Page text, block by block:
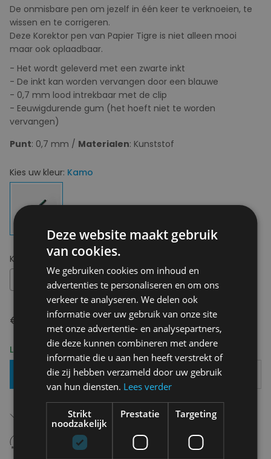
De onmisbare pen om jezelf in één keer te verknoeien, te
wissen en te corrigeren.
Deze Korektor pen van Papier Tigre is niet alleen mooi
maar ook oplaadbaar.
- Het wordt geleverd met een zwarte inkt
- De inkt kan worden vervangen door een blauwe
- 0,7 mm lood intrekbaar met de clip
- Eeuwigdurende gum (het hoeft niet te worden
vervangen)
Punt: 0,7 mm / Materialen: Kunststof
Kies uw kleur: Kamo
Kies uw maat: OS
€ 4,50
Levering 2-3 Werkdagen
Toevoegen Aan Mandje
Gratis verzending in België
Vanaf €75,00
14 dagen om te retourneren
Nooit meer spijt van krijgen
Deze website maakt gebruik
van cookies.
We gebruiken cookies om inhoud en
advertenties te personaliseren en om ons
verkeer te analyseren. We delen ook
informatie over uw gebruik van onze site
met onze advertentie- en analysepartners,
die deze kunnen combineren met andere
informatie die u aan hen heeft verstrekt of
die zij hebben verzameld door uw gebruik
van hun diensten. Lees verder
Strikt
noodzakelijk
Prestatie Targeting